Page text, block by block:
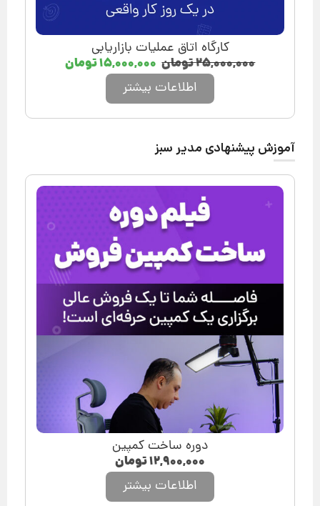
کارگاه اتاق عملیات بازاریابی
۲۵,۰۰۰,۰۰۰تومان ۱۵,۰۰۰,۰۰۰تومان
اطلاعات بیشتر
آموزش پیشنهادی مدیر سبز
دوره ساخت کمپین
۱۲,۹۰۰,۰۰۰تومان
اطلاعات بیشتر